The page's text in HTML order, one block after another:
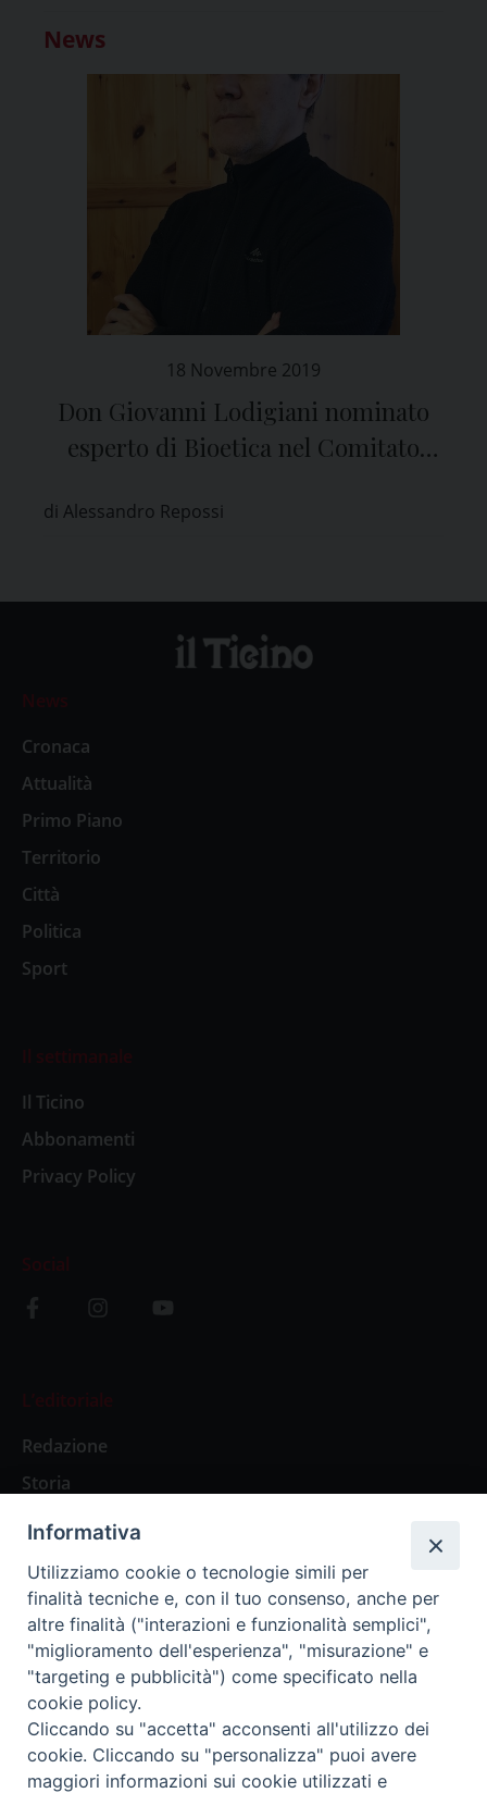
News
18 Novembre 2019
Don Giovanni Lodigiani nominato
esperto di Bioetica nel Comitato
di Alessandro Repossi
News
Cronaca
Attualità
Primo Piano
Territorio
Città
Politica
Sport
Il settimanale
Il Ticino
Abbonamenti
Privacy Policy
Social
L’editoriale
Redazione
Storia
Abbonamenti
Abbonamento Annuale Digitale
Abbonamento Annuale Cartaceo
Abbonamento Singola Copia Digitale
Informativa
Utilizziamo cookie o tecnologie simili per
finalità tecniche e, con il tuo consenso, anche per
altre finalità ("interazioni e funzionalità semplici",
"miglioramento dell'esperienza", "misurazione" e
"targeting e pubblicità") come specificato nella
cookie policy.
Cliccando su "accetta" acconsenti all'utilizzo dei
cookie. Cliccando su "personalizza" puoi avere
maggiori informazioni sui cookie utilizzati e